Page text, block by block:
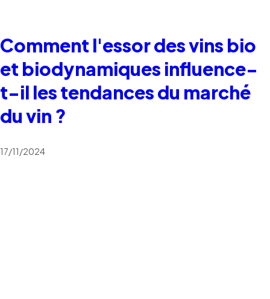
Comment l'essor des vins bio
et biodynamiques influence-
t-il les tendances du marché
du vin ?
17/11/2024